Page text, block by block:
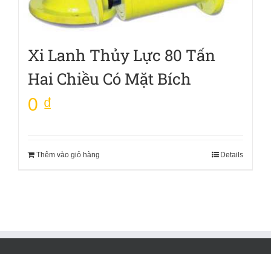
Xi Lanh Thủy Lực 80 Tấn
Hai Chiều Có Mặt Bích
0 ₫
Thêm vào giỏ hàng Details